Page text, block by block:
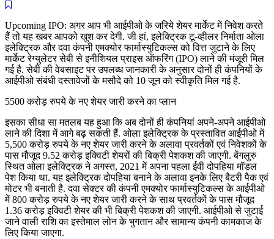
Upcoming IPO: अगर आप भी आईपीओ के जर‍िये शेयर मार्केट में न‍िवेश करते
हैं तो यह खबर आपको खुश कर देगी. जी हां, इलेक्ट्रिक टू-व्‍हीलर न‍िर्माता ओला
इलेक्ट्रिक और दवा कंपनी एमक्योर फार्मास्युटिकल्स को वित्त जुटाने के लिए
मार्केट रेग्‍युलेटर सेबी से इनीश‍ियल प्राइस ऑफर‍िंग (IPO) लाने की मंजूरी मिल
गई है. सेबी की वेबसाइट पर उपलब्ध जानकारी के अनुसार दोनों ही कंपनियों के
आईपीओ संबंधी दस्तावेजों के मसौदे को 10 जून को स्‍वीकृत‍ि मिल गई है.
5500 करोड़ रुपये के नए शेयर जारी करने का प्‍लान
इसका सीधा सा मतलब यह हुआ क‍ि अब दोनों ही कंपनियां अपने-अपने आईपीओ
लाने की दिशा में आगे बढ़ सकती हैं. ओला इलेक्ट्रिक के प्रस्तावित आईपीओ में
5,500 करोड़ रुपये के नए शेयर जारी करने के अलावा प्रवर्तकों एवं निवेशकों के
पास मौजूद 9.52 करोड़ इक्विटी शेयरों की बिक्री पेशकश की जाएगी. बेंगलुरु
स्थित ओला इलेक्ट्रिक ने अगस्त, 2021 में अपना पहला ईवी दोपहिया मॉडल
पेश किया था. यह इलेक्ट्रिक दोपहिया बनाने के अलावा इनके लिए बैटरी पैक एवं
मोटर भी बनाती है. दवा सेक्‍टर की कंपनी एमक्योर फार्मास्युटिकल्स के आईपीओ
में 800 करोड़ रुपये के नए शेयर जारी करने के साथ प्रवर्तकों के पास मौजूद
1.36 करोड़ इक्‍व‍िटी शेयर की भी बिक्री पेशकश की जाएगी. आईपीओ से जुटाई
जाने वाली राशि का इस्तेमाल लोन के भुगतान और सामान्य कंपनी कामकाज के
लिए किया जाएगा.